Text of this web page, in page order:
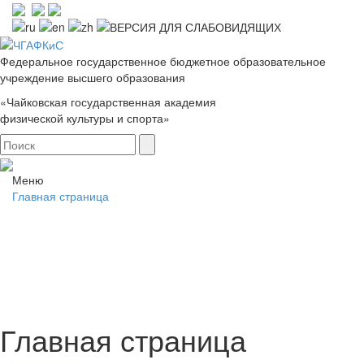
Федеральное государственное бюджетное образовательное
учреждение высшего образования
«Чайковская государственная академия
физической культуры и спорта»
Меню
Главная страница
Главная страница